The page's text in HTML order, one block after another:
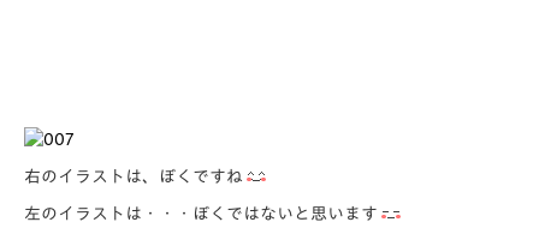
右のイラストは、ぼくですね
左のイラストは・・・ぼくではないと思います